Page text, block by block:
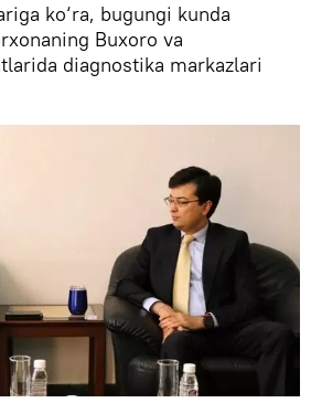
ko‘ra, bugungi kunda
Buxoro va
diagnostika markazlari